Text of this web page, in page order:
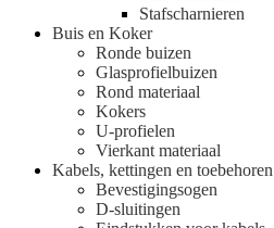
Stafscharnieren
Buis en Koker
Ronde buizen
Glasprofielbuizen
Rond materiaal
Kokers
U-profielen
Vierkant materiaal
Kabels, kettingen en toebehoren
Bevestigingsogen
D-sluitingen